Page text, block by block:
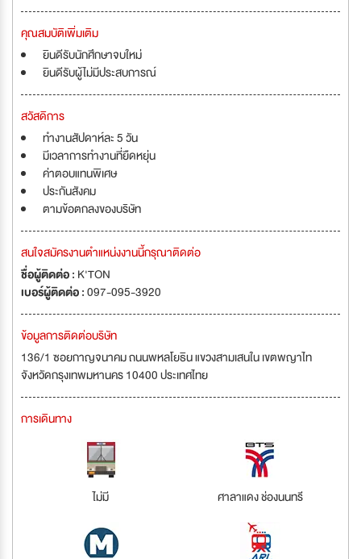
คุณสมบัติเพิ่มเติม
ยินดีรับนักศึกษาจบใหม่
ยินดีรับผู้ไม่มีประสบการณ์
สวัสดิการ
ทำงานสัปดาห์ละ 5 วัน
มีเวลาการทำงานที่ยืดหยุ่น
ค่าตอบแทนพิเศษ
ประกันสังคม
ตามข้อตกลงของบริษัท
สนใจสมัครงานตำแหน่งงานนี้กรุณาติดต่อ
ชื่อผู้ติดต่อ : K'TON
เบอร์ผู้ติดต่อ :097-095-3920
ข้อมูลการติดต่อบริษัท
136/1 ซอยกาญจนาคม ถนนพหลโยธิน แขวงสามเสนใน เขตพญาไท
จังหวัดกรุงเทพมหานคร 10400 ประเทศไทย
การเดินทาง
ไม่มี ศาลาแดง ช่องนนทรี